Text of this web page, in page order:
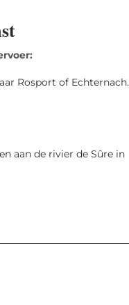
Rosport of Echternach.
aan de rivier de Sûre in